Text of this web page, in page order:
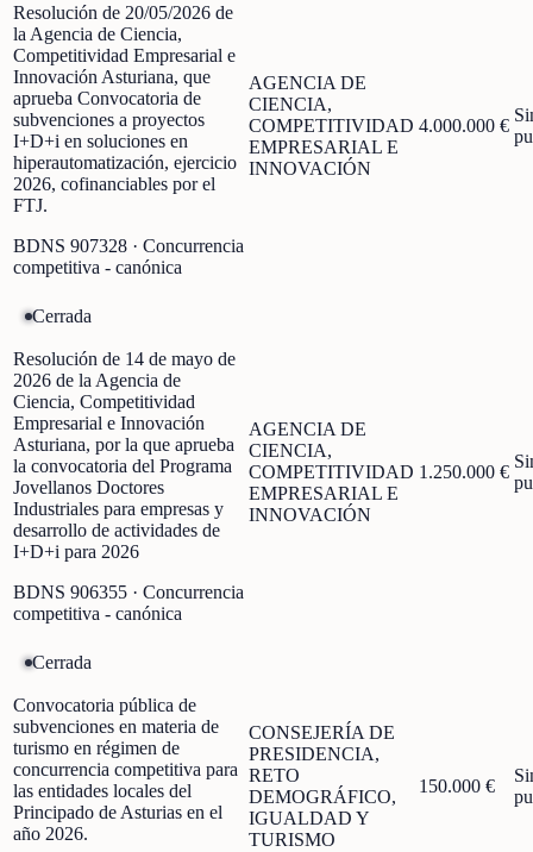
Resolución de 20/05/2026 de
la Agencia de Ciencia,
Competitividad Empresarial e
Innovación Asturiana, que
aprueba Convocatoria de
subvenciones a proyectos
I+D+i en soluciones en
hiperautomatización, ejercicio
2026, cofinanciables por el
FTJ.
BDNS 907328 · Concurrencia
competitiva - canónica
AGENCIA DE
CIENCIA,
COMPETITIVIDAD
EMPRESARIAL E
INNOVACIÓN
4.000.000 €
Cerrada
Resolución de 14 de mayo de
2026 de la Agencia de
Ciencia, Competitividad
Empresarial e Innovación
Asturiana, por la que aprueba
la convocatoria del Programa
Jovellanos Doctores
Industriales para empresas y
desarrollo de actividades de
I+D+i para 2026
BDNS 906355 · Concurrencia
competitiva - canónica
AGENCIA DE
CIENCIA,
COMPETITIVIDAD
EMPRESARIAL E
INNOVACIÓN
1.250.000 €
Cerrada
Convocatoria pública de
subvenciones en materia de
turismo en régimen de
concurrencia competitiva para
las entidades locales del
Principado de Asturias en el
año 2026.
CONSEJERÍA DE
PRESIDENCIA,
RETO
DEMOGRÁFICO,
IGUALDAD Y
TURISMO
150.000 €